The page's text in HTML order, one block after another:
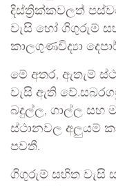
දිස්ත්‍රික්කවලත්
වැසි හෝ ගිගුරුම්
කාලගුණවිද්‍යා
මේ අතර, ඇතැම්
වැසි ඇති
බදුල්ල, ගාල්ල සහ
ස්ථානවල අලුයම්
පවතී.
ගිගුරුම් සහිත වැසි